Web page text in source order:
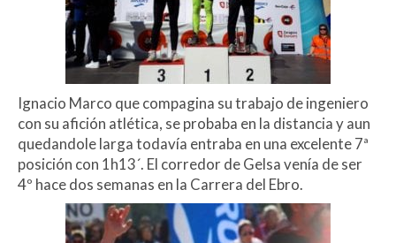
Ignacio Marco que compagina su trabajo de ingeniero
con su afición atlética, se probaba en la distancia y aun
quedandole larga todavía entraba en una excelente 7ª
posición con 1h13´. El corredor de Gelsa venía de ser
4º hace dos semanas en la Carrera del Ebro.